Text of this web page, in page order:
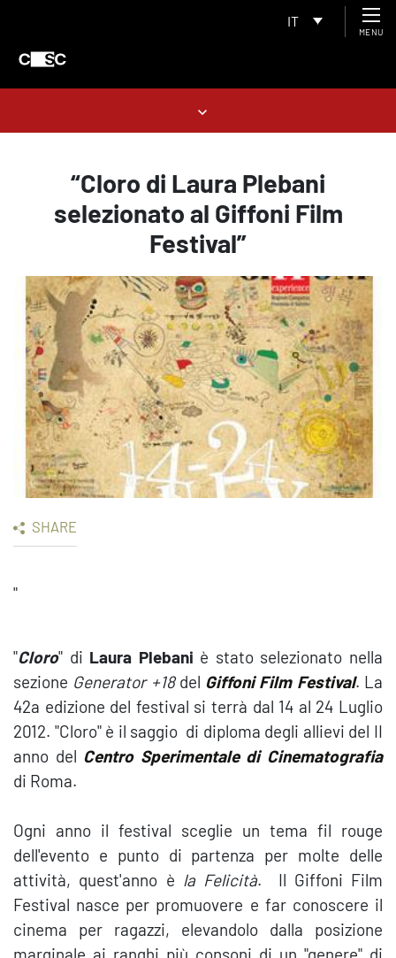
IT
MENU
“Cloro di Laura Plebani
selezionato al Giffoni Film
Festival”
SHARE
"
"Cloro" di Laura Plebani è stato selezionato nella
sezione Generator +18del Giffoni Film Festival. La
42a edizione del festival si terrà dal 14 al 24 Luglio
2012. "Cloro" è il saggio di diploma degli allievi del II
anno del Centro Sperimentale di Cinematografia
di Roma.
Ogni anno il festival sceglie un tema fil rouge
dell'evento e punto di partenza per molte delle
attività, quest'anno è la Felicità. Il Giffoni Film
Festival nasce per promuovere e far conoscere il
cinema per ragazzi, elevandolo dalla posizione